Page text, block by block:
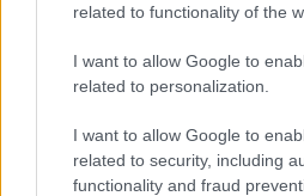
related to functionality of the
I want to allow Google to
related to personalization.
I want to allow Google to
related to security, including
functionality and fraud
ΔΕΛΤΙΟ ΤΥΠΟΥ Ιστορίες σεξ που
ερωτικό παιχνίδι και καταλήγουν
εξευτελισμού για τις
εκδικητικής πορνογραφίας ή
σεξουαλικής κακοποίησης μέσω
Ιανουαρίου …Διαβάστε